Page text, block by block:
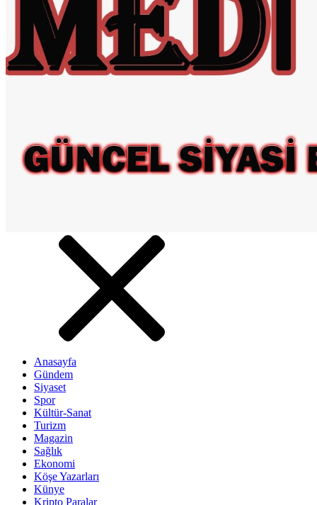
Anasayfa
Gündem
Siyaset
Spor
Kültür-Sanat
Turizm
Magazin
Sağlık
Ekonomi
Köşe Yazarları
Künye
Kripto Paralar